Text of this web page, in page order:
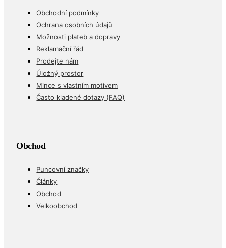
Obchodní podmínky
Ochrana osobních údajů
Možnosti plateb a dopravy
Reklamační řád
Prodejte nám
Úložný prostor
Mince s vlastním motivem
Často kladené dotazy (FAQ)
Obchod
Puncovní značky
Články
Obchod
Velkoobchod